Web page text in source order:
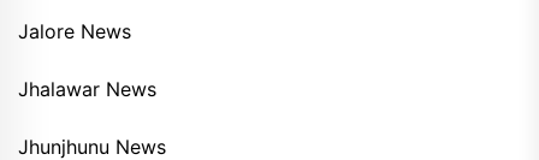
Jalore News
Jhalawar News
Jhunjhunu News